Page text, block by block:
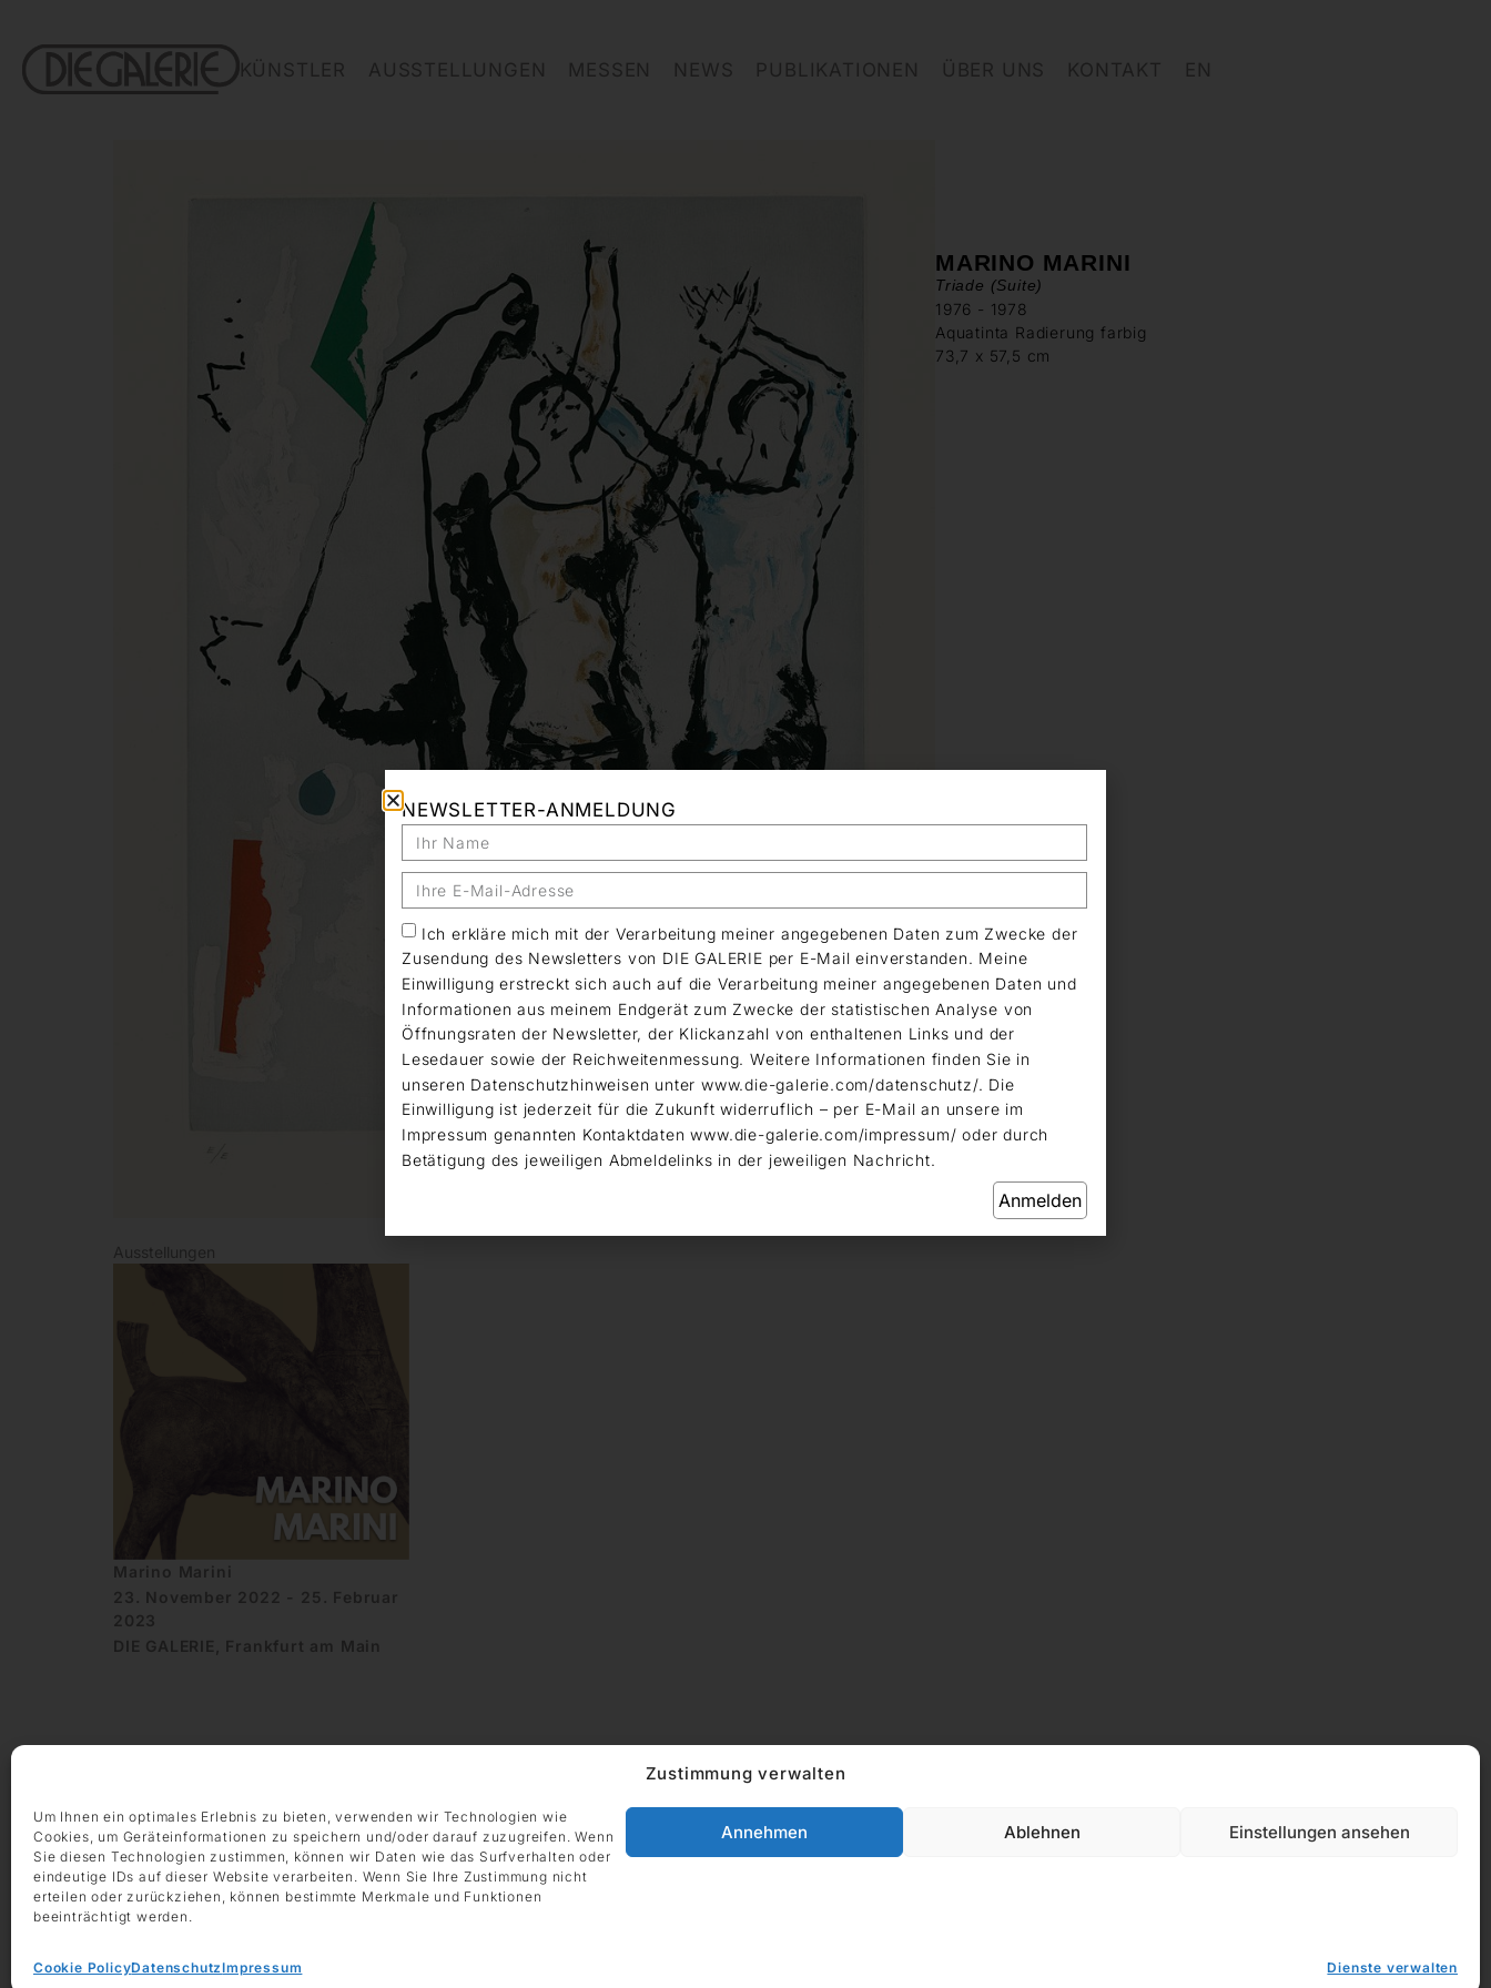
Zustimmung verwalten
Um Ihnen ein optimales Erlebnis zu bieten, verwenden wir Technologien wie
Cookies, um Geräteinformationen zu speichern und/oder darauf zuzugreifen. Wenn
Sie diesen Technologien zustimmen, können wir Daten wie das Surfverhalten oder
eindeutige IDs auf dieser Website verarbeiten. Wenn Sie Ihre Zustimmung nicht
erteilen oder zurückziehen, können bestimmte Merkmale und Funktionen
beeinträchtigt werden.
Dienste verwalten
Annehmen Ablehnen Einstellungen ansehen
Cookie PolicyDatenschutzImpressum
KÜNSTLER AUSSTELLUNGEN MESSEN NEWS PUBLIKATIONEN ÜBER UNS KONTAKT EN
MARINO MARINI
Triade (Suite)
1976 - 1978
Aquatinta Radierung farbig
73,7 x 57,5 cm
Ausstellungen
Marino Marini
23. November 2022 - 25. Februar
2023
DIE GALERIE, Frankfurt am Main
ÖFFNUNGSZEITEN
Montag – Freitag 9:00 – 18:00 Uhr
Samstag 10:00 – 14:00 Uhr
KONTAKT
+49 69 97 14 71 20
ADRESSE
DIE GALERIE GmbH
Impressum
NEWSLETTER-ANMELDUNG
Ich erkläre mich mit der Verarbeitung meiner angegebenen Daten zum Zwecke der
Zusendung des Newsletters von DIE GALERIE per E-Mail einverstanden. Meine
Einwilligung erstreckt sich auch auf die Verarbeitung meiner angegebenen Daten und
Informationen aus meinem Endgerät zum Zwecke der statistischen Analyse von
Öffnungsraten der Newsletter, der Klickanzahl von enthaltenen Links und der
Lesedauer sowie der Reichweitenmessung. Weitere Informationen finden Sie in
unseren Datenschutzhinweisen unter www.die-galerie.com/datenschutz/. Die
Einwilligung ist jederzeit für die Zukunft widerruflich – per E-Mail an unsere im
Impressum genannten Kontaktdaten www.die-galerie.com/impressum/ oder durch
Betätigung des jeweiligen Abmeldelinks in der jeweiligen Nachricht.
Anmelden